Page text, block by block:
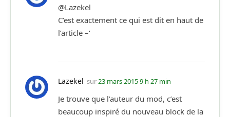
@Lazekel
C’est exactement ce qui est dit en haut de
l’article –‘
Lazekel sur 23 mars 2015 9 h 27 min
Je trouve que l’auteur du mod, c’est
beaucoup inspiré du nouveau block de la